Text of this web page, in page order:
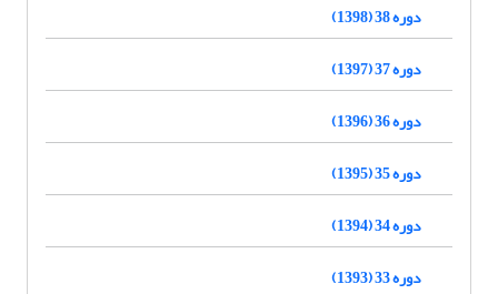
دوره 38 (1398)
دوره 37 (1397)
دوره 36 (1396)
دوره 35 (1395)
دوره 34 (1394)
دوره 33 (1393)